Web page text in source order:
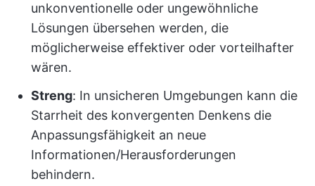
unkonventionelle oder ungewöhnliche
Lösungen übersehen werden, die
möglicherweise effektiver oder vorteilhafter
wären.
Streng: In unsicheren Umgebungen kann die
Starrheit des konvergenten Denkens die
Anpassungsfähigkeit an neue
Informationen/Herausforderungen
behindern.